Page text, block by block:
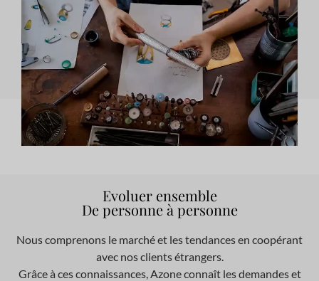
Evoluer ensemble
De personne à personne
Nous comprenons le marché et les tendances en coopérant
avec nos clients étrangers.
Grâce à ces connaissances, Azone connaît les demandes et